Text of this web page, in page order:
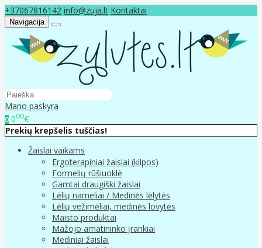
+37067816142 info@zuja.lt Kontaktai
Navigacija
Mano paskyra
0 000€
Prekių krepšelis tuščias!
Žaislai vaikams
Ergoterapiniai žaislai (kilpos)
Formelių rūšiuoklė
Gamtai draugiški žaislai
Lėlių nameliai / Medinės lėlytės
Lėlių vežimėliai, medinės lovytės
Maisto produktai
Mažojo amatininko įrankiai
Mediniai žaislai